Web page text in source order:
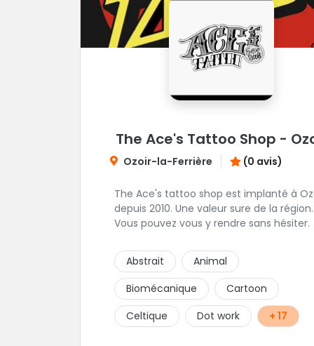
The Ace's Tattoo Shop -
Ozoir-la-Ferrière (0 avis)
The Ace's tattoo shop est implanté à
depuis 2010. Une valeur sure de la région.
Vous pouvez vous y rendre sans hésiter.
Abstrait
Animal
Biomécanique
Cartoon
Celtique
Dot work + 17